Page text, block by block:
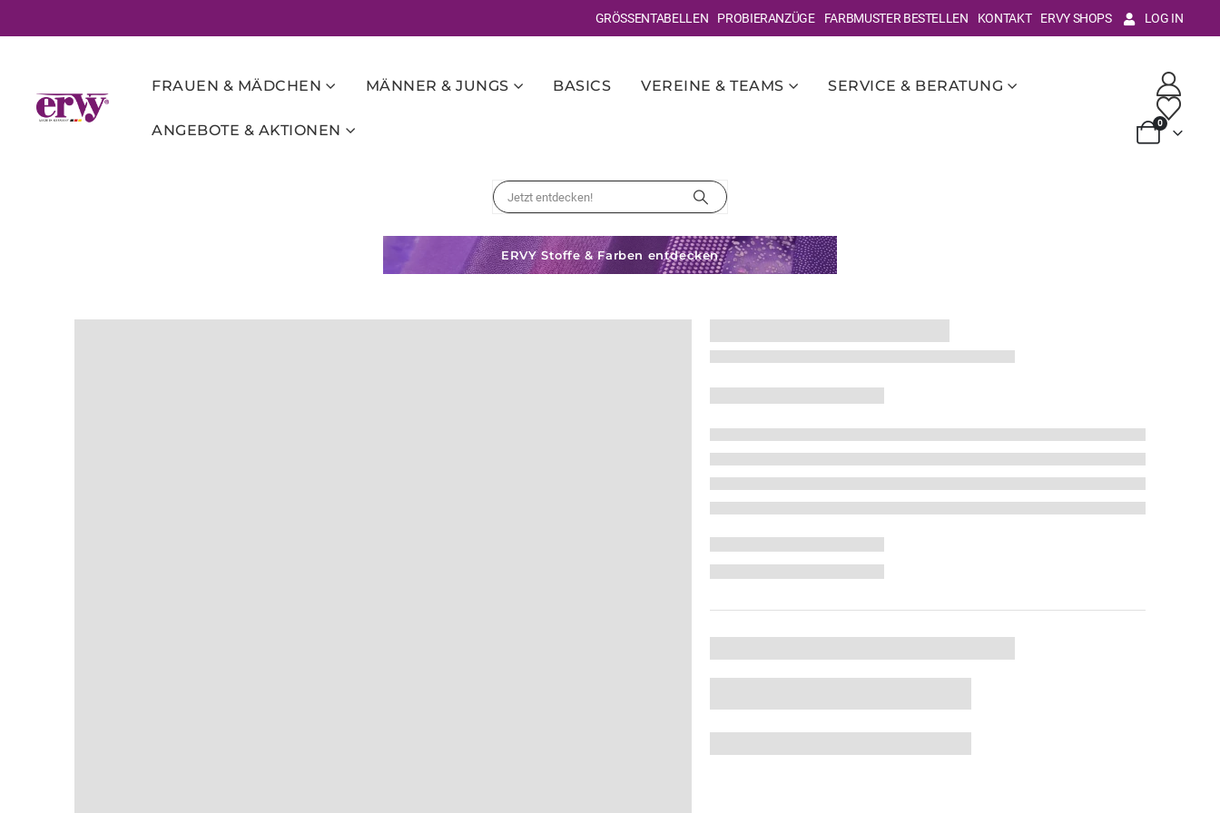
GRÖSSENTABELLEN PROBIERANZÜGE FARBMUSTER BESTELLEN KONTAKT ERVY SHOPS LOG IN
FRAUEN & MÄDCHEN MÄNNER & JUNGS BASICS VEREINE & TEAMS SERVICE & BERATUNG
ANGEBOTE & AKTIONEN 0
ERVY Stoffe & Farben entdecken